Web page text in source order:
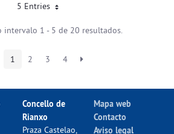
5 Entries
intervalo 1 - 5 de 20 resultados.
1 2 3 4
Concello de
Rianxo
Praza Castelao,
Mapa web
Contacto
Aviso legal